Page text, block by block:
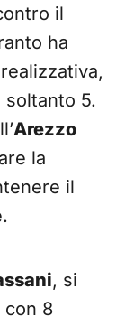
il
ha
soltanto 5.
Arezzo
la
il
, si
con 8